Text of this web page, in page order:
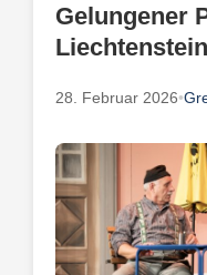
Gelungener
28. Februar 2026•